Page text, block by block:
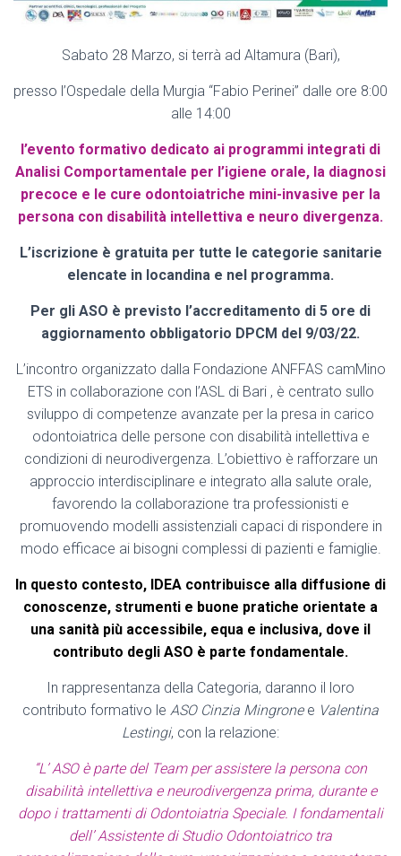
Sabato 28 Marzo, si terrà ad Altamura (Bari),
presso l’Ospedale della Murgia “Fabio Perinei” dalle ore 8:00
alle 14:00
l’evento formativo dedicato ai programmi integrati di
Analisi Comportamentale per l’igiene orale, la diagnosi
precoce e le cure odontoiatriche mini-invasive per la
persona con disabilità intellettiva e neuro divergenza.
L’iscrizione è gratuita per tutte le categorie sanitarie
elencate in locandina e nel programma.
Per gli ASO è previsto l’accreditamento di 5 ore di
aggiornamento obbligatorio DPCM del 9/03/22.
L’incontro organizzato dalla Fondazione ANFFAS camMino
ETS in collaborazione con l’ASL di Bari , è centrato sullo
sviluppo di competenze avanzate per la presa in carico
odontoiatrica delle persone con disabilità intellettiva e
condizioni di neurodivergenza. L’obiettivo è rafforzare un
approccio interdisciplinare e integrato alla salute orale,
favorendo la collaborazione tra professionisti e
promuovendo modelli assistenziali capaci di rispondere in
modo efficace ai bisogni complessi di pazienti e famiglie.
In questo contesto, IDEA contribuisce alla diffusione di
conoscenze, strumenti e buone pratiche orientate a
una sanità più accessibile, equa e inclusiva, dove il
contributo degli ASO è parte fondamentale.
In rappresentanza della Categoria, daranno il loro
contributo formativo le ASO Cinzia Mingrone e Valentina
Lestingi, con la relazione:
“L’ ASO è parte del Team per assistere la persona con
disabilità intellettiva e neurodivergenza prima, durante e
dopo i trattamenti di Odontoiatria Speciale. I fondamentali
dell’ Assistente di Studio Odontoiatrico tra